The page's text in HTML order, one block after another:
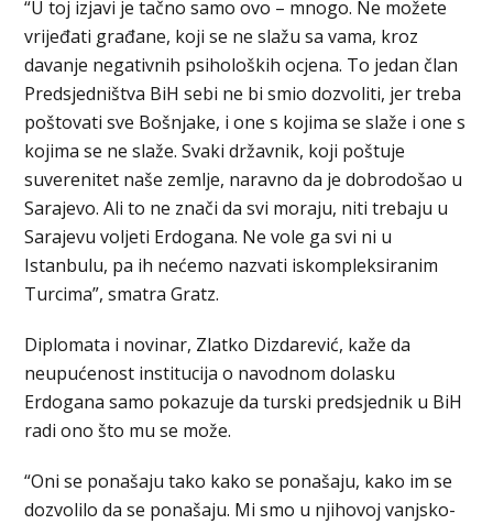
“U toj izjavi je tačno samo ovo – mnogo. Ne možete
vrijeđati građane, koji se ne slažu sa vama, kroz
davanje negativnih psiholoških ocjena. To jedan član
Predsjedništva BiH sebi ne bi smio dozvoliti, jer treba
poštovati sve Bošnjake, i one s kojima se slaže i one s
kojima se ne slaže. Svaki državnik, koji poštuje
suverenitet naše zemlje, naravno da je dobrodošao u
Sarajevo. Ali to ne znači da svi moraju, niti trebaju u
Sarajevu voljeti Erdogana. Ne vole ga svi ni u
Istanbulu, pa ih nećemo nazvati iskompleksiranim
Turcima”, smatra Gratz.
Diplomata i novinar, Zlatko Dizdarević, kaže da
neupućenost institucija o navodnom dolasku
Erdogana samo pokazuje da turski predsjednik u BiH
radi ono što mu se može.
“Oni se ponašaju tako kako se ponašaju, kako im se
dozvolilo da se ponašaju. Mi smo u njihovoj vanjsko-